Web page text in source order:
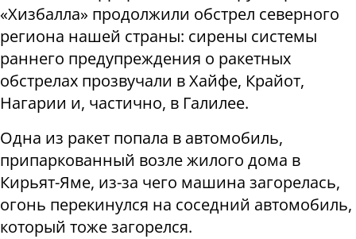
«Хизбалла» продолжили обстрел северного
региона нашей страны: сирены системы
раннего предупреждения о ракетных
обстрелах прозвучали в Хайфе, Крайот,
Нагарии и, частично, в Галилее.
Одна из ракет попала в автомобиль,
припаркованный возле жилого дома в
Кирьят-Яме, из-за чего машина загорелась,
огонь перекинулся на соседний автомобиль,
который тоже загорелся.